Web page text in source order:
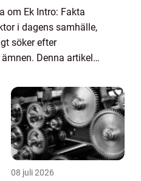
om Ek Intro: Fakta
i dagens samhälle,
söker efter
Denna artikel
presentati...
08 juli 2026